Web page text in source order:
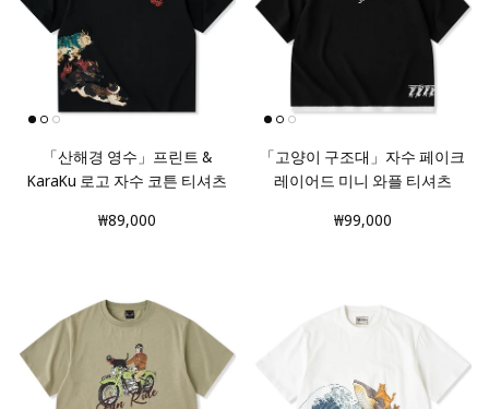
「산해경 영수」프린트 &
KaraKu 로고 자수 코튼 티셔츠
₩89,000
「고양이 구조대」자수 페이크
레이어드 미니 와플 티셔츠
₩99,000